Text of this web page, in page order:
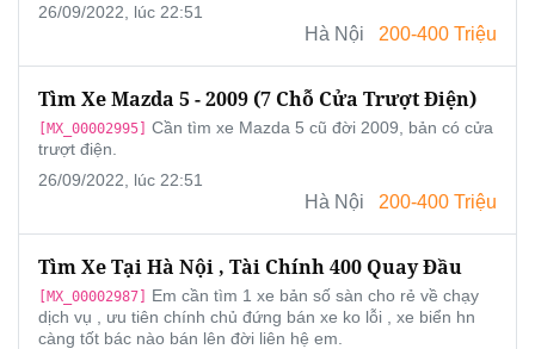
26/09/2022, lúc 22:51
Hà Nội 200-400 Triệu
Tìm Xe Mazda 5 - 2009 (7 Chỗ Cửa Trượt Điện)
[MX_00002995] Cần tìm xe Mazda 5 cũ đời 2009, bản có cửa
trượt điện.
26/09/2022, lúc 22:51
Hà Nội 200-400 Triệu
Tìm Xe Tại Hà Nội , Tài Chính 400 Quay Đầu
[MX_00002987] Em cần tìm 1 xe bản số sàn cho rẻ về chạy
dịch vụ , ưu tiên chính chủ đứng bán xe ko lỗi , xe biển hn
càng tốt bác nào bán lên đời liên hệ em.